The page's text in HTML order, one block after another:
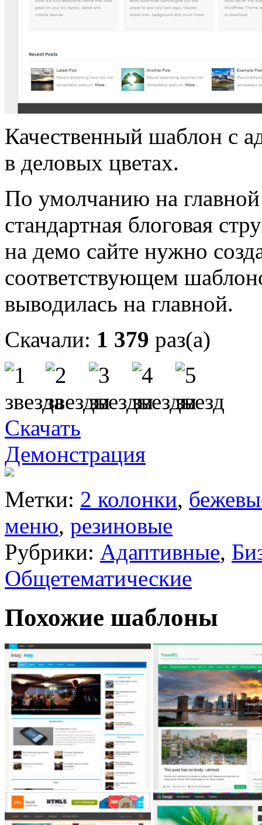
Качественный шаблон с
в деловых цветах.
По умолчанию на главной
стандартная блоговая
на демо сайте нужно
соответствующем
выводилась на главной.
Скачали: 1 379 раз(а)
Скачать
Демонстрация
Метки: 2 колонки,
меню, резиновые
Рубрики: Адаптивные,
Общетематические
Похожие шаблоны